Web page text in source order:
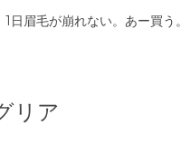
眉毛が崩れない。あー買
リア